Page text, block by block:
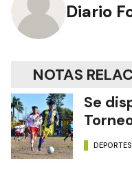
Diario
NOTAS
Se
DEPORTES